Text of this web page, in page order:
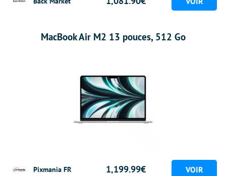
MacBook Air M2 13 pouces, 512 Go
Pixmania FR 1,199.99€